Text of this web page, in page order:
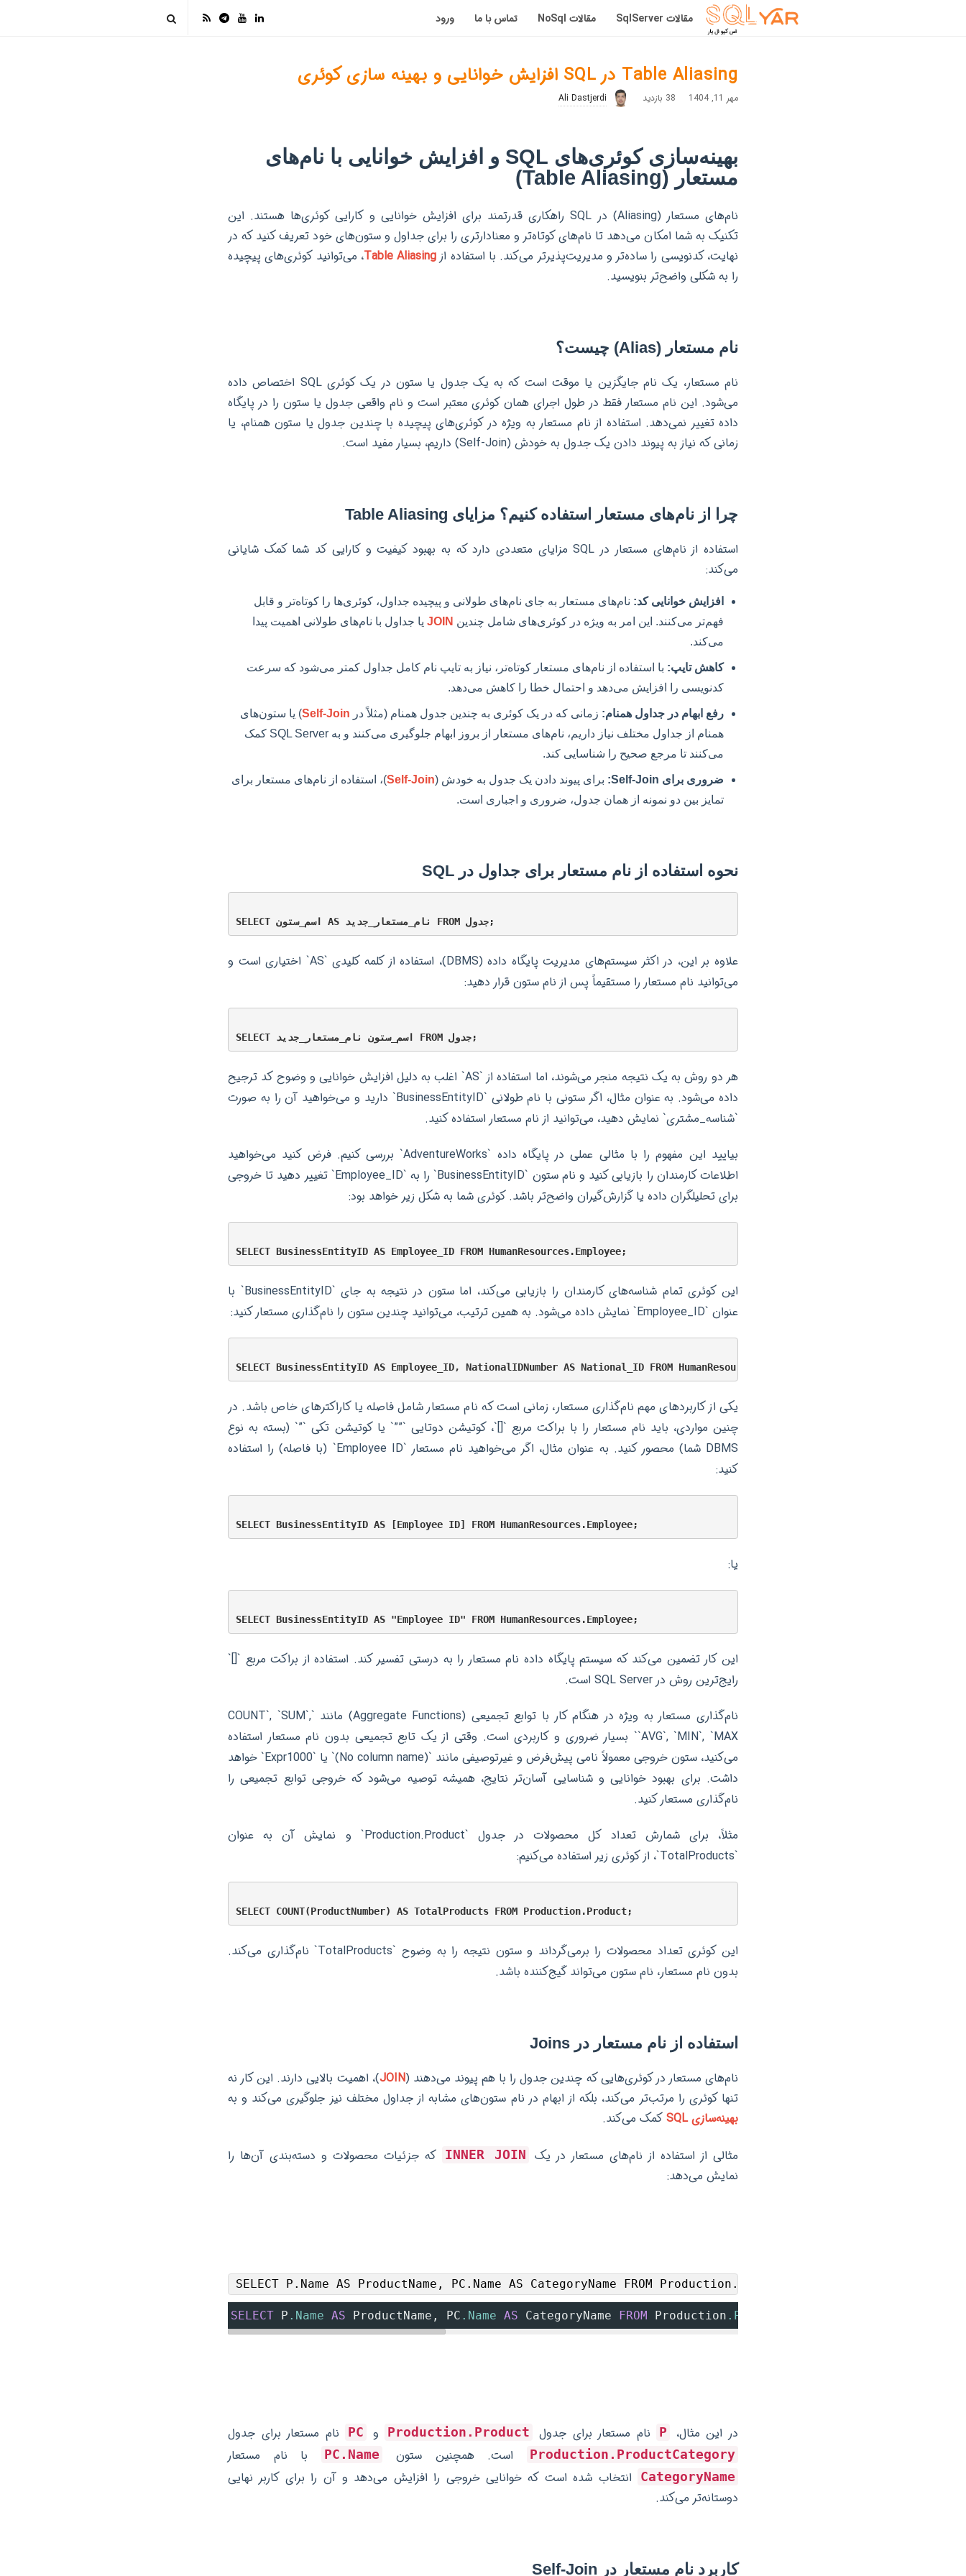
مقالات SqlServer مقالات NoSql تماس با ما ورود
Table Aliasing در SQL افزایش خوانایی و بهینه سازی کوئری
مهر 11, 1404 38 بازدید Ali Dastjerdi
بهینه‌سازی کوئری‌های SQL و افزایش خوانایی با نام‌های
مستعار (Table Aliasing)
نام‌های مستعار (Aliasing) در SQL راهکاری قدرتمند برای افزایش خوانایی و کارایی کوئری‌ها هستند. این
تکنیک به شما امکان می‌دهد تا نام‌های کوتاه‌تر و معنادارتری را برای جداول و ستون‌های خود تعریف کنید که در
نهایت، کدنویسی را ساده‌تر و مدیریت‌پذیرتر می‌کند. با استفاده از Table Aliasing، می‌توانید کوئری‌های پیچیده
را به شکلی واضح‌تر بنویسید.
نام مستعار (Alias) چیست؟
نام مستعار، یک نام جایگزین یا موقت است که به یک جدول یا ستون در یک کوئری SQL اختصاص داده
می‌شود. این نام مستعار فقط در طول اجرای همان کوئری معتبر است و نام واقعی جدول یا ستون را در پایگاه
داده تغییر نمی‌دهد. استفاده از نام مستعار به ویژه در کوئری‌های پیچیده با چندین جدول یا ستون همنام، یا
زمانی که نیاز به پیوند دادن یک جدول به خودش (Self-Join) داریم، بسیار مفید است.
چرا از نام‌های مستعار استفاده کنیم؟ مزایای Table Aliasing
استفاده از نام‌های مستعار در SQL مزایای متعددی دارد که به بهبود کیفیت و کارایی کد شما کمک شایانی
می‌کند:
افزایش خوانایی کد: نام‌های مستعار به جای نام‌های طولانی و پیچیده جداول، کوئری‌ها را کوتاه‌تر و قابل
فهم‌تر می‌کنند. این امر به ویژه در کوئری‌های شامل چندین JOIN یا جداول با نام‌های طولانی اهمیت پیدا
می‌کند.
کاهش تایپ: با استفاده از نام‌های مستعار کوتاه‌تر، نیاز به تایپ نام کامل جداول کمتر می‌شود که سرعت
کدنویسی را افزایش می‌دهد و احتمال خطا را کاهش می‌دهد.
رفع ابهام در جداول همنام: زمانی که در یک کوئری به چندین جدول همنام (مثلاً در Self-Join) یا ستون‌های
همنام از جداول مختلف نیاز داریم، نام‌های مستعار از بروز ابهام جلوگیری می‌کنند و به SQL Server کمک
می‌کنند تا مرجع صحیح را شناسایی کند.
ضروری برای Self-Join: برای پیوند دادن یک جدول به خودش (Self-Join)، استفاده از نام‌های مستعار برای
تمایز بین دو نمونه از همان جدول، ضروری و اجباری است.
نحوه استفاده از نام مستعار برای جداول در SQL
علاوه بر این، در اکثر سیستم‌های مدیریت پایگاه داده (DBMS)، استفاده از کلمه کلیدی `AS` اختیاری است و
می‌توانید نام مستعار را مستقیماً پس از نام ستون قرار دهید:
هر دو روش به یک نتیجه منجر می‌شوند، اما استفاده از `AS` اغلب به دلیل افزایش خوانایی و وضوح کد ترجیح
داده می‌شود. به عنوان مثال، اگر ستونی با نام طولانی `BusinessEntityID` دارید و می‌خواهید آن را به صورت
`شناسه_مشتری` نمایش دهید، می‌توانید از نام مستعار استفاده کنید.
بیایید این مفهوم را با مثالی عملی در پایگاه داده `AdventureWorks` بررسی کنیم. فرض کنید می‌خواهید
اطلاعات کارمندان را بازیابی کنید و نام ستون `BusinessEntityID` را به `Employee_ID` تغییر دهید تا خروجی
برای تحلیلگران داده یا گزارش‌گیران واضح‌تر باشد. کوئری شما به شکل زیر خواهد بود:
این کوئری تمام شناسه‌های کارمندان را بازیابی می‌کند، اما ستون در نتیجه به جای `BusinessEntityID` با
عنوان `Employee_ID` نمایش داده می‌شود. به همین ترتیب، می‌توانید چندین ستون را نام‌گذاری مستعار کنید:
یکی از کاربردهای مهم نام‌گذاری مستعار، زمانی است که نام مستعار شامل فاصله یا کاراکترهای خاص باشد. در
چنین مواردی، باید نام مستعار را با براکت مربع `[]`، کوتیشن دوتایی `””` یا کوتیشن تکی `”` (بسته به نوع
DBMS شما) محصور کنید. به عنوان مثال، اگر می‌خواهید نام مستعار `Employee ID` (با فاصله) را استفاده
کنید:
یا:
این کار تضمین می‌کند که سیستم پایگاه داده نام مستعار را به درستی تفسیر کند. استفاده از براکت مربع `[]`
رایج‌ترین روش در SQL Server است.
نام‌گذاری مستعار به ویژه در هنگام کار با توابع تجمیعی (Aggregate Functions) مانند `COUNT`, `SUM`,
`AVG`, `MIN`, `MAX` بسیار ضروری و کاربردی است. وقتی از یک تابع تجمیعی بدون نام مستعار استفاده
می‌کنید، ستون خروجی معمولاً نامی پیش‌فرض و غیرتوصیفی مانند `(No column name)` یا `Expr1000` خواهد
داشت. برای بهبود خوانایی و شناسایی آسان‌تر نتایج، همیشه توصیه می‌شود که خروجی توابع تجمیعی را
نام‌گذاری مستعار کنید.
مثلاً، برای شمارش تعداد کل محصولات در جدول `Production.Product` و نمایش آن به عنوان
`TotalProducts`، از کوئری زیر استفاده می‌کنیم:
این کوئری تعداد محصولات را برمی‌گرداند و ستون نتیجه را به وضوح `TotalProducts` نام‌گذاری می‌کند.
بدون نام مستعار، نام ستون می‌تواند گیج‌کننده باشد.
استفاده از نام مستعار در Joins
نام‌های مستعار در کوئری‌هایی که چندین جدول را با هم پیوند می‌دهند (JOIN)، اهمیت بالایی دارند. این کار نه
تنها کوئری را مرتب‌تر می‌کند، بلکه از ابهام در نام ستون‌های مشابه از جداول مختلف نیز جلوگیری می‌کند و به
بهینه‌سازی SQL
کمک می‌کند.
مثالی از استفاده از نام‌های مستعار در یک INNER JOIN
که جزئیات محصولات و دسته‌بندی آن‌ها را
نمایش می‌دهد:
SELECT P.Name AS ProductName, PC.Name AS CategoryName FROM Production.Product AS P INNER JOIN
SELECT P .Name AS ProductName , PC .Name AS CategoryName FROM Production .Product
در این مثال، P نام مستعار برای جدول Production.Product و PC نام مستعار برای جدول
Production.ProductCategory است. همچنین ستون PC.Name با نام مستعار
CategoryName
انتخاب شده است که خوانایی خروجی را افزایش می‌دهد و آن را برای کاربر نهایی
دوستانه‌تر می‌کند.
کاربرد نام مستعار در Self-Join